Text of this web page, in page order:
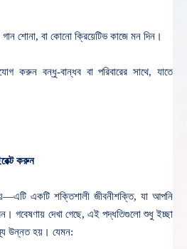
শোনা, বা কোনো ক্রিয়েটিভ কাজে মন দিন।
করুন বন্ধু-বান্ধব বা পরিবারের সাথে, যাতে
করুন
—এটি একটি শক্তিশালী জীবনীশক্তি, যা আপনি
গবেষণায় দেখা গেছে, এই পদ্ধতিগুলো শুধু ইচ্ছা
উন্নত হয়। যেমন: